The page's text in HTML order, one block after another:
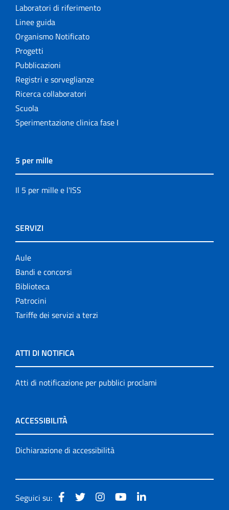
Laboratori di riferimento
Linee guida
Organismo Notificato
Progetti
Pubblicazioni
Registri e sorveglianze
Ricerca collaboratori
Scuola
Sperimentazione clinica fase I
5 per mille
Il 5 per mille e l'ISS
SERVIZI
Aule
Bandi e concorsi
Biblioteca
Patrocini
Tariffe dei servizi a terzi
ATTI DI NOTIFICA
Atti di notificazione per pubblici proclami
ACCESSIBILITÀ
Dichiarazione di accessibilità
Seguici su: